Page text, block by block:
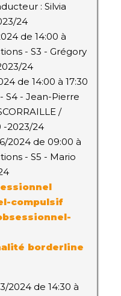
: Silvia
24
de 14:00 à
- S3 - Grégory
24
de 14:00 à 17:30
S4 - Jean-Pierre
/
-2023/24
2024 de 09:00 à
- S5 - Mario
compulsif
borderline
2024 de 14:30 à